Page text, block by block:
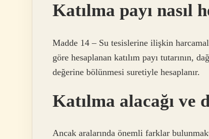
Katılma payı nasıl
Madde 14 – Su tesislerine ilişkin
göre hesaplanan katılım payı tutarının,
değerine bölünmesi suretiyle hesaplanır.
Katılma alacağı ve
Ancak aralarında önemli farklar